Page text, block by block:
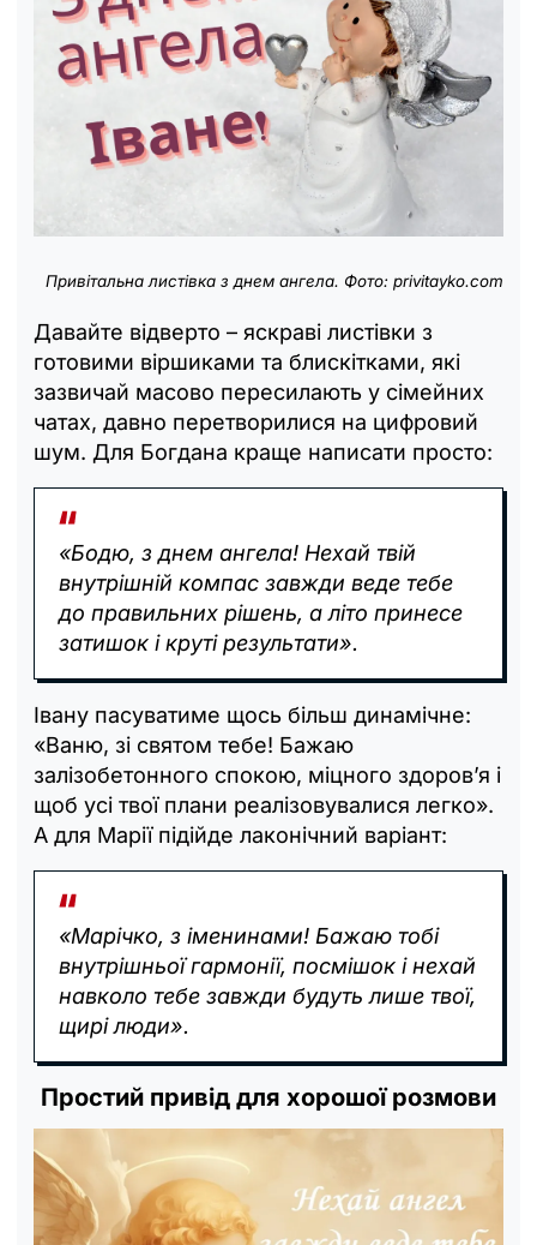
Привітальна листівка з днем ангела. Фото: privitayko.com
Давайте відверто – яскраві листівки з
готовими віршиками та блискітками, які
зазвичай масово пересилають у сімейних
чатах, давно перетворилися на цифровий
шум. Для Богдана краще написати просто:
«Бодю, з днем ангела! Нехай твій
внутрішній компас завжди веде тебе
до правильних рішень, а літо принесе
затишок і круті результати».
Івану пасуватиме щось більш динамічне:
«Ваню, зі святом тебе! Бажаю
залізобетонного спокою, міцного здоров’я і
щоб усі твої плани реалізовувалися легко».
А для Марії підійде лаконічний варіант:
«Марічко, з іменинами! Бажаю тобі
внутрішньої гармонії, посмішок і нехай
навколо тебе завжди будуть лише твої,
щирі люди».
Простий привід для хорошої розмови